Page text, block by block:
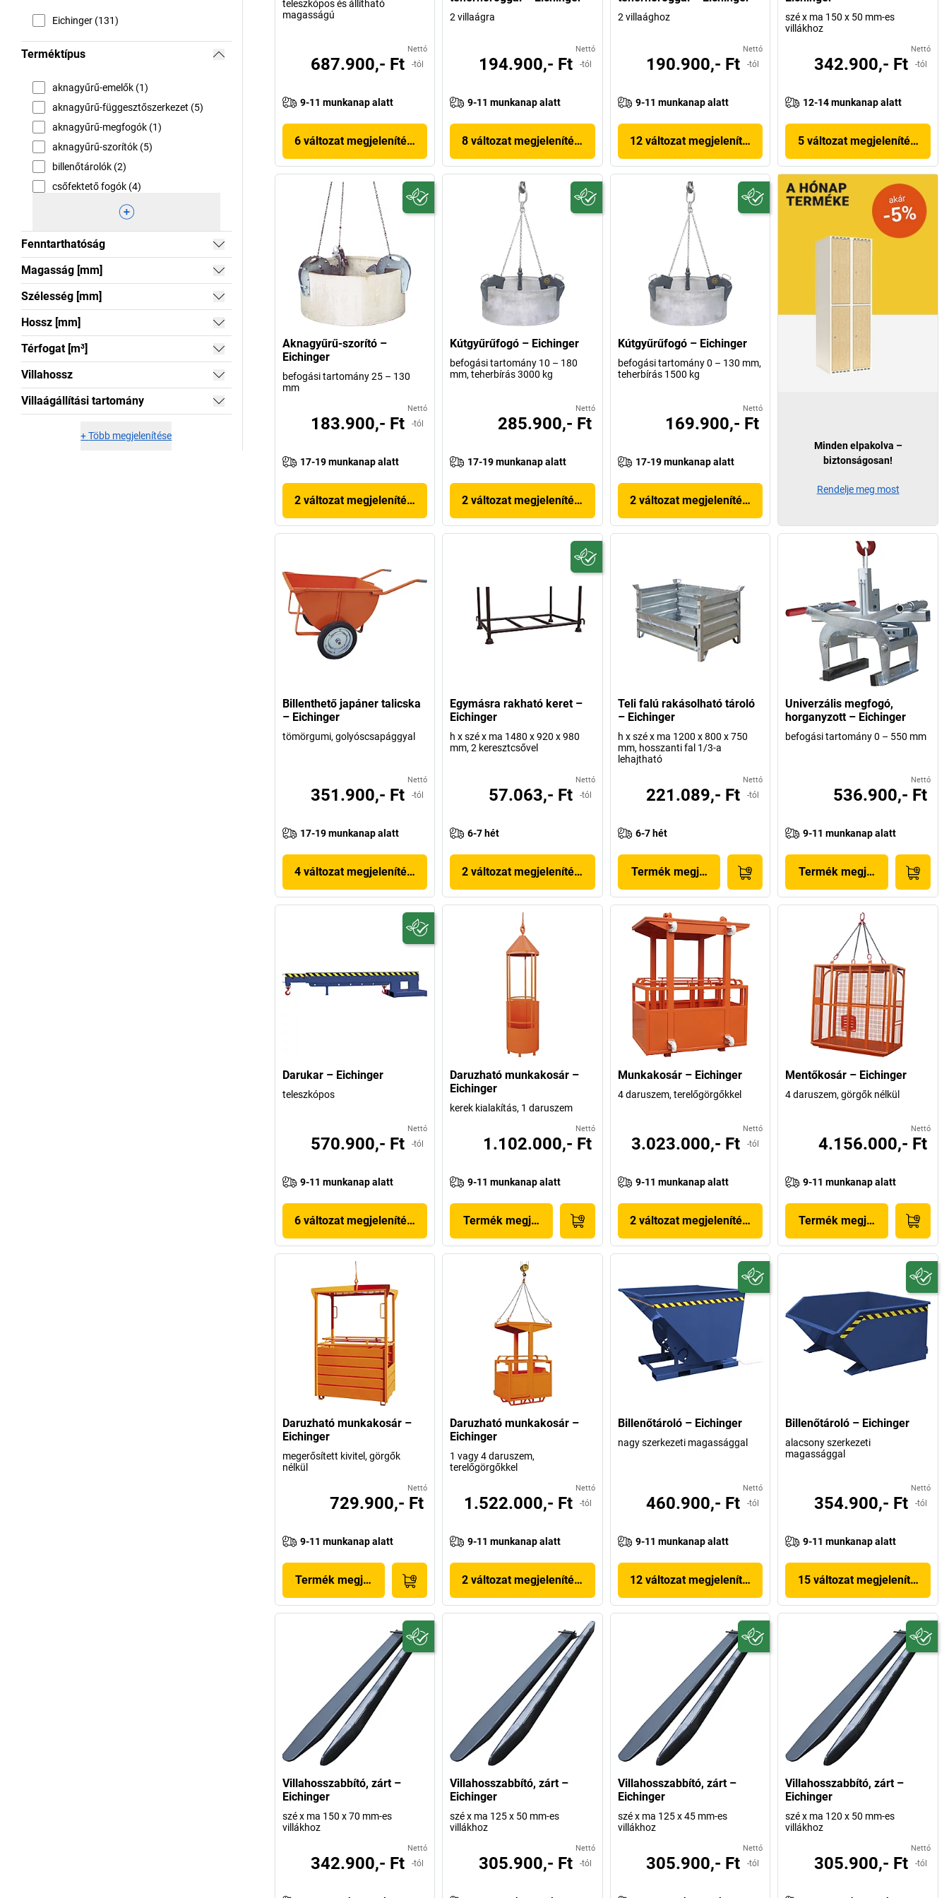
Eichinger (131)
Terméktípus
aknagyűrű-emelők (1)
aknagyűrű-függesztőszerkezet (5)
aknagyűrű-megfogók (1)
aknagyűrű-szorítók (5)
billenőtárolók (2)
csőfektető fogók (4)
Fenntarthatóság
Magasság [mm]
Szélesség [mm]
Hossz [mm]
Térfogat [m³]
Villahossz
Villaágállítási tartomány
+Több megjelenítése
teleszkópos és állítható
magasságú
Nettó
687.900,- Ft -tól
9-11 munkanap alatt
6 változat megjelenítése
2 villaágra
Nettó
194.900,- Ft -tól
9-11 munkanap alatt
8 változat megjelenítése
2 villaághoz
Nettó
190.900,- Ft -tól
9-11 munkanap alatt
12 változat megjelenítése
szé x ma 150 x 50 mm-es
villákhoz
Nettó
342.900,- Ft -tól
12-14 munkanap alatt
5 változat megjelenítése
Aknagyűrű-szorító –
Eichinger
befogási tartomány 25 – 130
mm
Nettó
183.900,- Ft -tól
17-19 munkanap alatt
2 változat megjelenítése
Kútgyűrűfogó – Eichinger
befogási tartomány 10 – 180
mm, teherbírás 3000 kg
Nettó
285.900,- Ft
17-19 munkanap alatt
2 változat megjelenítése
Kútgyűrűfogó – Eichinger
befogási tartomány 0 – 130 mm,
teherbírás 1500 kg
Nettó
169.900,- Ft
17-19 munkanap alatt
2 változat megjelenítése
Billenthető japáner talicska
– Eichinger
tömörgumi, golyóscsapággyal
Nettó
351.900,- Ft -tól
17-19 munkanap alatt
4 változat megjelenítése
Egymásra rakható keret –
Eichinger
h x szé x ma 1480 x 920 x 980
mm, 2 keresztcsővel
Nettó
57.063,- Ft -tól
6-7 hét
2 változat megjelenítése
Teli falú rakásolható tároló
– Eichinger
h x szé x ma 1200 x 800 x 750
mm, hosszanti fal 1/3-a
lehajtható
Nettó
221.089,- Ft -tól
6-7 hét
Termék megjelenítése
Univerzális megfogó,
horganyzott – Eichinger
befogási tartomány 0 – 550 mm
Nettó
536.900,- Ft
9-11 munkanap alatt
Termék megjelenítése
Darukar – Eichinger
teleszkópos
Nettó
570.900,- Ft -tól
9-11 munkanap alatt
6 változat megjelenítése
Daruzható munkakosár –
Eichinger
kerek kialakítás, 1 daruszem
Nettó
1.102.000,- Ft
9-11 munkanap alatt
Termék megjelenítése
Munkakosár – Eichinger
4 daruszem, terelőgörgőkkel
Nettó
3.023.000,- Ft -tól
9-11 munkanap alatt
2 változat megjelenítése
Mentőkosár – Eichinger
4 daruszem, görgők nélkül
Nettó
4.156.000,- Ft
9-11 munkanap alatt
Termék megjelenítése
Daruzható munkakosár –
Eichinger
megerősített kivitel, görgők
nélkül
Nettó
729.900,- Ft
9-11 munkanap alatt
Termék megjelenítése
Daruzható munkakosár –
Eichinger
1 vagy 4 daruszem,
terelőgörgőkkel
Nettó
1.522.000,- Ft -tól
9-11 munkanap alatt
2 változat megjelenítése
Billenőtároló – Eichinger
nagy szerkezeti magassággal
Nettó
460.900,- Ft -tól
9-11 munkanap alatt
12 változat megjelenítése
Billenőtároló – Eichinger
alacsony szerkezeti
magassággal
Nettó
354.900,- Ft -tól
9-11 munkanap alatt
15 változat megjelenítése
Villahosszabbító, zárt –
Eichinger
szé x ma 150 x 70 mm-es
villákhoz
Nettó
342.900,- Ft -tól
Villahosszabbító, zárt –
Eichinger
szé x ma 125 x 50 mm-es
villákhoz
Nettó
305.900,- Ft -tól
Villahosszabbító, zárt –
Eichinger
szé x ma 125 x 45 mm-es
villákhoz
Nettó
305.900,- Ft -tól
Villahosszabbító, zárt –
Eichinger
szé x ma 120 x 50 mm-es
villákhoz
Nettó
305.900,- Ft -tól
Minden elpakolva –
biztonságosan!
Rendelje meg most